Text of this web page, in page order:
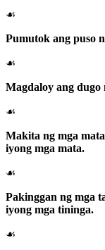
☙
Pumutok ang puso
☙
Magdaloy ang dugo
☙
Makita ng mga
iyong mga mata.
☙
Pakinggan ng mga
iyong mga tininga.
☙